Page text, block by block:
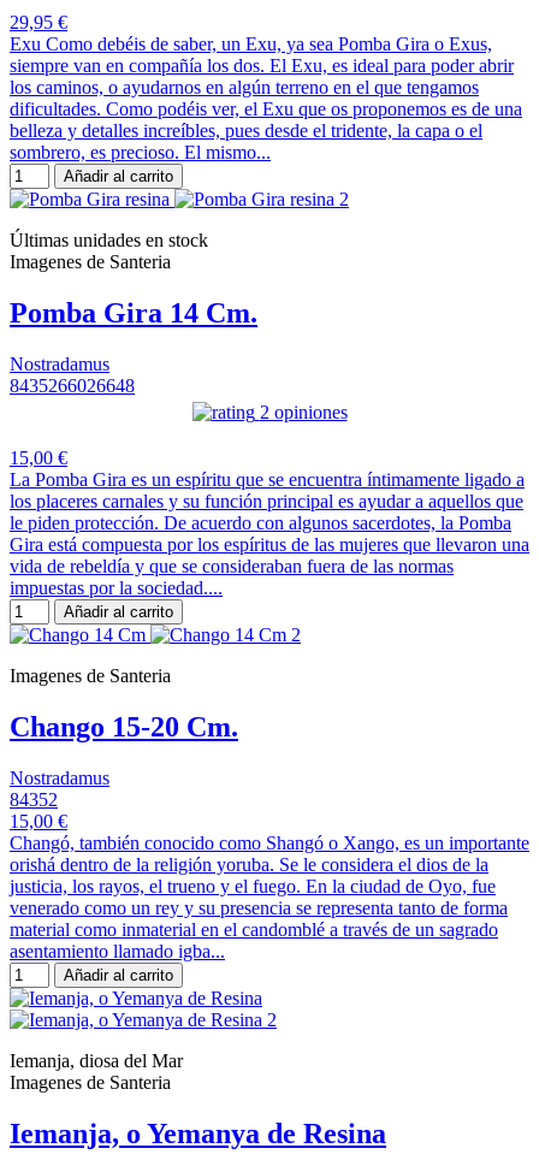
29,95 €
Exu Como debéis de saber, un Exu, ya sea Pomba Gira o Exus,
siempre van en compañía los dos. El Exu, es ideal para poder abrir
los caminos, o ayudarnos en algún terreno en el que tengamos
dificultades. Como podéis ver, el Exu que os proponemos es de una
belleza y detalles increíbles, pues desde el tridente, la capa o el
sombrero, es precioso. El mismo...
Añadir al carrito
Últimas unidades en stock
Imagenes de Santeria
Pomba Gira 14 Cm.
Nostradamus
8435266026648
2 opiniones
15,00 €
La Pomba Gira es un espíritu que se encuentra íntimamente ligado a
los placeres carnales y su función principal es ayudar a aquellos que
le piden protección. De acuerdo con algunos sacerdotes, la Pomba
Gira está compuesta por los espíritus de las mujeres que llevaron una
vida de rebeldía y que se consideraban fuera de las normas
impuestas por la sociedad....
Añadir al carrito
Imagenes de Santeria
Chango 15-20 Cm.
Nostradamus
84352
15,00 €
Changó, también conocido como Shangó o Xango, es un importante
orishá dentro de la religión yoruba. Se le considera el dios de la
justicia, los rayos, el trueno y el fuego. En la ciudad de Oyo, fue
venerado como un rey y su presencia se representa tanto de forma
material como inmaterial en el candomblé a través de un sagrado
asentamiento llamado igba...
Añadir al carrito
Iemanja, diosa del Mar
Imagenes de Santeria
Iemanja, o Yemanya de Resina